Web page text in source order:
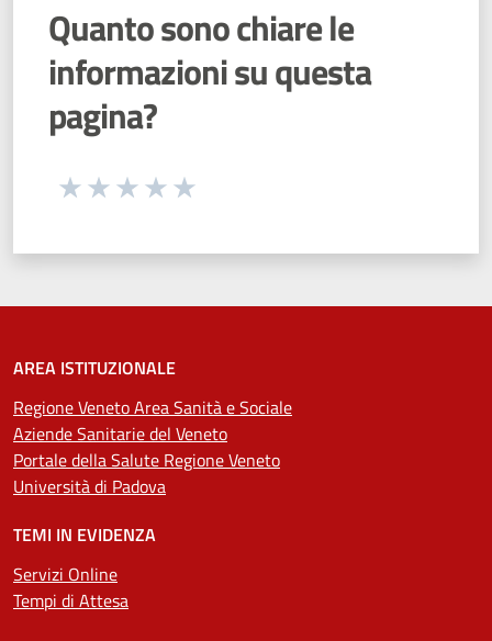
Quanto sono chiare le
informazioni su questa
pagina?
Seleziona una valutazione da 1 a 5 stelle
AREA ISTITUZIONALE
Regione Veneto Area Sanità e Sociale
Aziende Sanitarie del Veneto
Portale della Salute Regione Veneto
Università di Padova
TEMI IN EVIDENZA
Servizi Online
Tempi di Attesa